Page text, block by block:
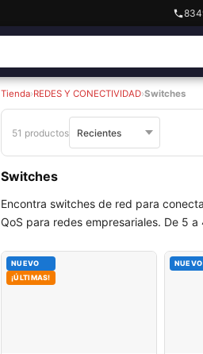
Tienda›REDES Y CONECTIVIDAD›Switches
51 productos
Switches
Encontra switches de red para
QoS para redes empresariales. De 5
NUEVO
¡ÚLTIMAS!
NUEVO